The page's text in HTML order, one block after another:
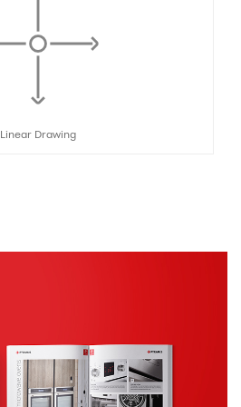
Linear Drawing
Κατάλογοι